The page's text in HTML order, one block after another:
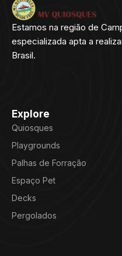
Estamos na região de
especializada apta a
Brasil.
Explore
Quiosques
Playgrounds
Palhas de Forração
Espaço Pet
Decks
Pergolados